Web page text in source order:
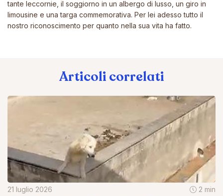
tante leccornie, il soggiorno in un albergo di lusso, un giro in
limousine e una targa commemorativa. Per lei adesso tutto il
nostro riconoscimento per quanto nella sua vita ha fatto.
Articoli correlati
21 luglio 2026 2 min